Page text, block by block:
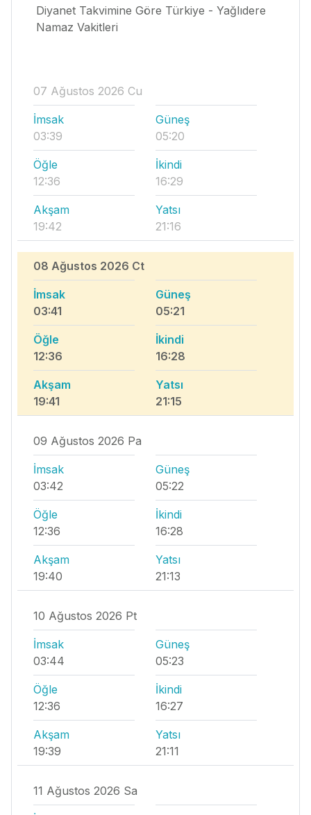
Diyanet Takvimine Göre Türkiye - Yağlıdere
Namaz Vakitleri
07 Ağustos 2026 Cu
İmsak
03:39
Güneş
05:20
Öğle
12:36
İkindi
16:29
Akşam
19:42
Yatsı
21:16
08 Ağustos 2026 Ct
İmsak
03:41
Güneş
05:21
Öğle
12:36
İkindi
16:28
Akşam
19:41
Yatsı
21:15
09 Ağustos 2026 Pa
İmsak
03:42
Güneş
05:22
Öğle
12:36
İkindi
16:28
Akşam
19:40
Yatsı
21:13
10 Ağustos 2026 Pt
İmsak
03:44
Güneş
05:23
Öğle
12:36
İkindi
16:27
Akşam
19:39
Yatsı
21:11
11 Ağustos 2026 Sa